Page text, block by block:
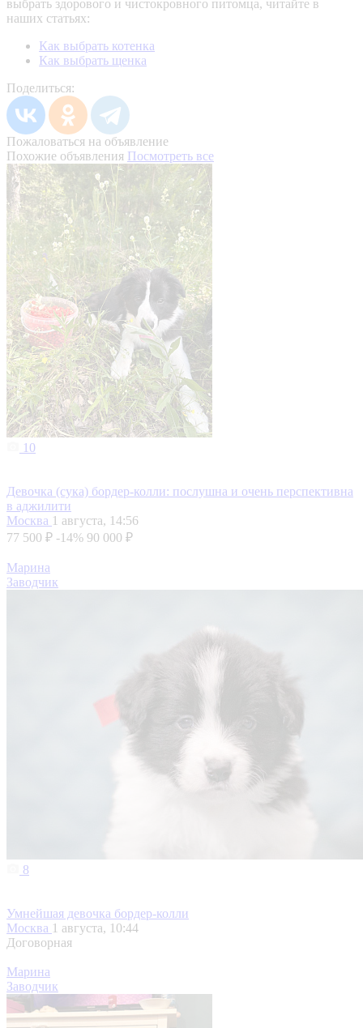
выбрать здорового и чистокровного питомца, читайте в
наших статьях:
Как выбрать котенка
Как выбрать щенка
Поделиться:
Пожаловаться на объявление
Похожие объявления Посмотреть все
10
Девочка (сука) бордер-колли: послушна и очень перспективна
в аджилити
Москва 1 августа, 14:56
77 500 ₽ -14% 90 000 ₽
Марина
Заводчик
8
Умнейшая девочка бордер-колли
Москва 1 августа, 10:44
Договорная
Марина
Заводчик